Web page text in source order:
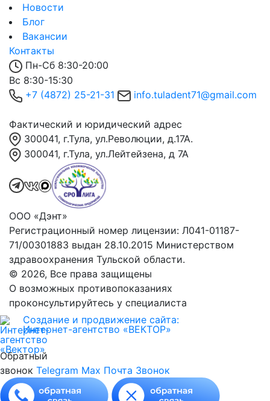
Новости
Блог
Вакансии
Контакты
Пн-Сб 8:30-20:00
Вс 8:30-15:30
+7 (4872) 25-21-31
info.tuladent71@gmail.com
Фактический и юридический адрес
300041, г.Тула, ул.Революции, д.17А.
300041, г.Тула, ул.Лейтейзена, д 7А
ООО «Дэнт»
Регистрационный номер лицензии: Л041-01187-
71/00301883 выдан 28.10.2015 Министерством
здравоохранения Тульской области.
© 2026, Все права защищены
О возможных противопоказаниях
проконсультируйтесь у специалиста
Создание и продвижение сайта:
Интернет-агентство «ВЕКТОР»
Обратный
звонок Telegram Max Почта Звонок